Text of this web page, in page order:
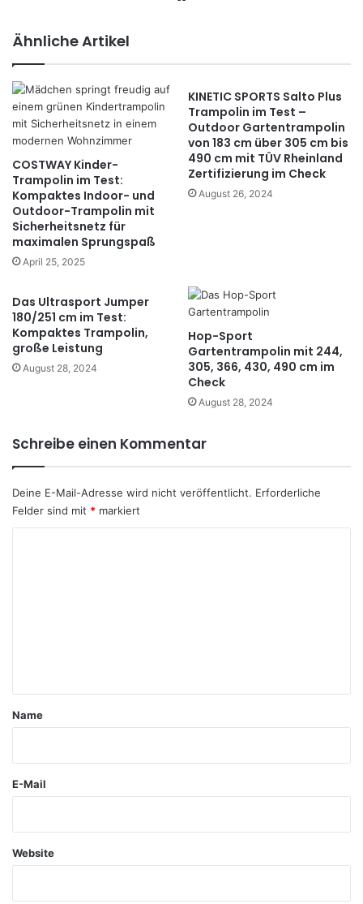
Ähnliche Artikel
COSTWAY Kinder-
Trampolin im Test:
Kompaktes Indoor- und
Outdoor-Trampolin mit
Sicherheitsnetz für
maximalen Sprungspaß
April 25, 2025
KINETIC SPORTS Salto Plus
Trampolin im Test –
Outdoor Gartentrampolin
von 183 cm über 305 cm bis
490 cm mit TÜV Rheinland
Zertifizierung im Check
August 26, 2024
Das Ultrasport Jumper
180/251 cm im Test:
Kompaktes Trampolin,
große Leistung
August 28, 2024
Hop-Sport
Gartentrampolin mit 244,
305, 366, 430, 490 cm im
Check
August 28, 2024
Schreibe einen Kommentar
Deine E-Mail-Adresse wird nicht veröffentlicht. Erforderliche
Felder sind mit * markiert
a
Name
E-Mail
Website